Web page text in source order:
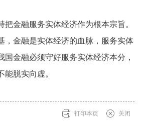
金融服务实体经济作为根本宗旨。
，金融是实体经济的血脉，服务实体
国金融必须守好服务实体经济本分，
脱实向虚。
打印本页 关闭